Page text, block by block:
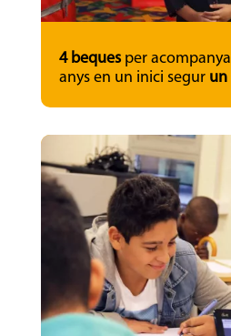
4 bequesper
anys en un inici segur un